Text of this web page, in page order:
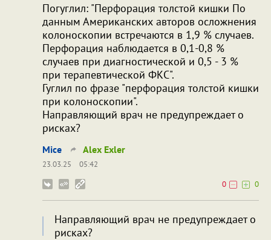
Погуглил: "Перфорация толстой кишки По
данным Американских авторов осложнения
колоноскопии встречаются в 1,9 % случаев.
Перфорация наблюдается в 0,1-0,8 %
случаев при диагностической и 0,5 - 3 %
при терапевтической ФКС".
Гуглил по фразе "перфорация толстой кишки
при колоноскопии".
Направляющий врач не предупреждает о
рисках?
Mice Alex Exler
23.03.25
05:42
0
0
Направляющий врач не предупреждает о
рисках?